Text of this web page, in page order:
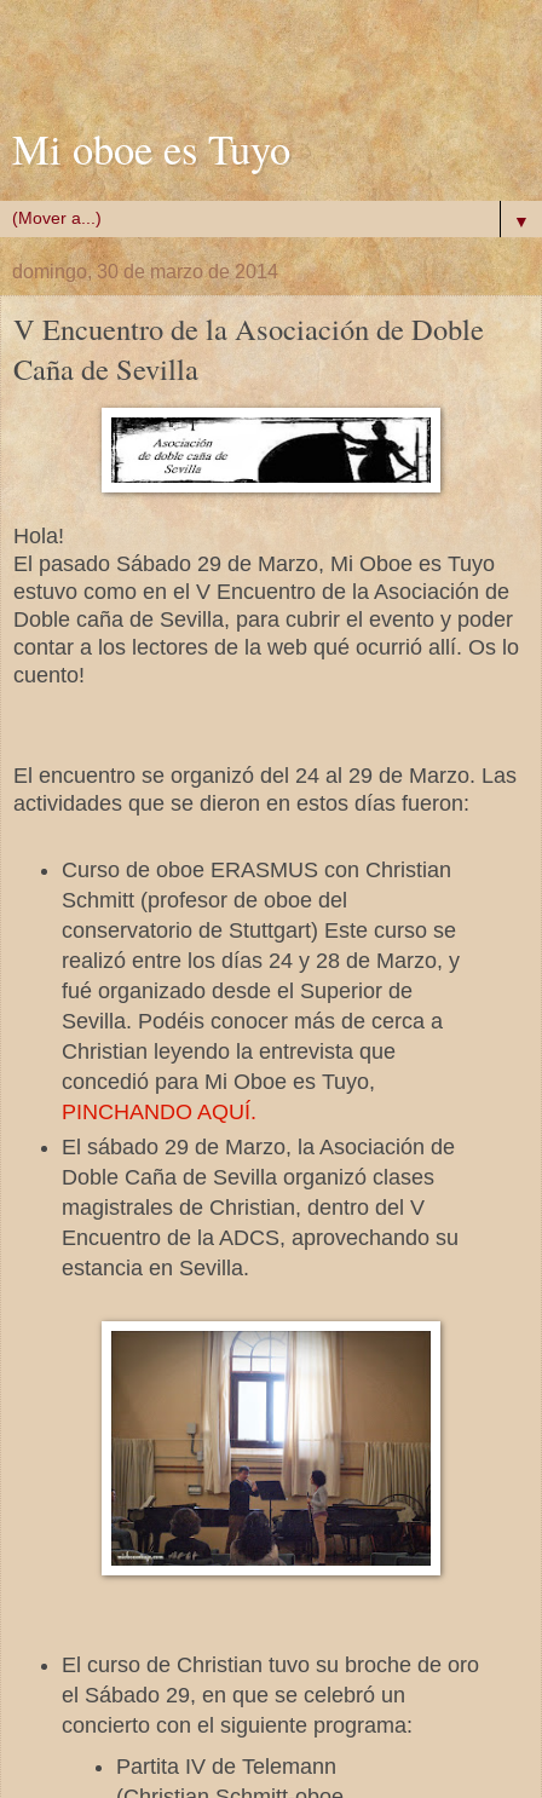
Mi oboe es Tuyo
▼
domingo, 30 de marzo de 2014
V Encuentro de la Asociación de Doble
Caña de Sevilla
Hola!
El pasado Sábado 29 de Marzo, Mi Oboe es Tuyo
estuvo como en el V Encuentro de la Asociación de
Doble caña de Sevilla, para cubrir el evento y poder
contar a los lectores de la web qué ocurrió allí. Os lo
cuento!
El encuentro se organizó del 24 al 29 de Marzo. Las
actividades que se dieron en estos días fueron:
Curso de oboe ERASMUS con Christian
Schmitt (profesor de oboe del
conservatorio de Stuttgart) Este curso se
realizó entre los días 24 y 28 de Marzo, y
fué organizado desde el Superior de
Sevilla. Podéis conocer más de cerca a
Christian leyendo la entrevista que
concedió para Mi Oboe es Tuyo,
PINCHANDO AQUÍ.
El sábado 29 de Marzo, la Asociación de
Doble Caña de Sevilla organizó clases
magistrales de Christian, dentro del V
Encuentro de la ADCS, aprovechando su
estancia en Sevilla.
El curso de Christian tuvo su broche de oro
el Sábado 29, en que se celebró un
concierto con el siguiente programa:
Partita IV de Telemann